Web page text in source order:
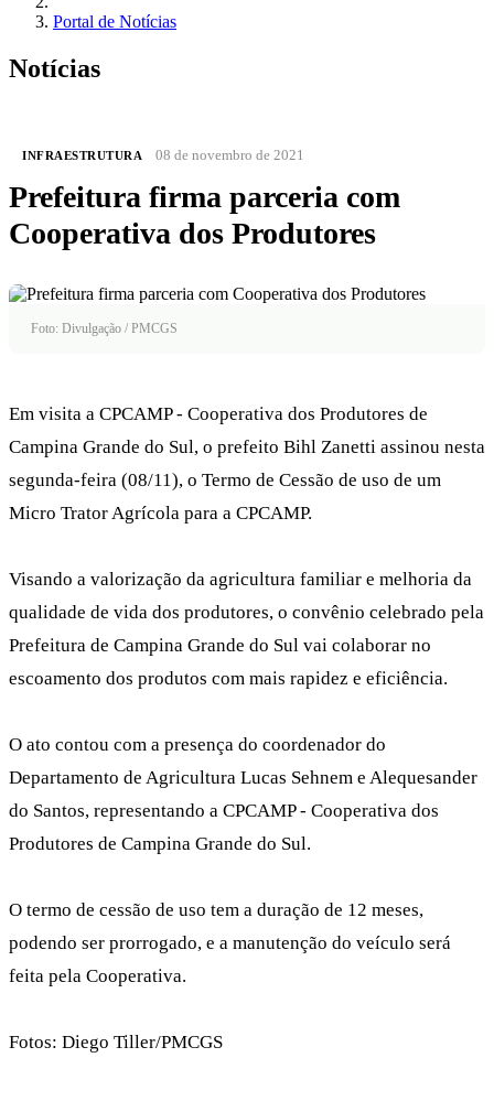
Portal de Notícias
Notícias
INFRAESTRUTURA 08 de novembro de 2021
Prefeitura firma parceria com
Cooperativa dos Produtores
Foto: Divulgação / PMCGS
Em visita a CPCAMP - Cooperativa dos Produtores de
Campina Grande do Sul, o prefeito Bihl Zanetti assinou nesta
segunda-feira (08/11), o Termo de Cessão de uso de um
Micro Trator Agrícola para a CPCAMP.
Visando a valorização da agricultura familiar e melhoria da
qualidade de vida dos produtores, o convênio celebrado pela
Prefeitura de Campina Grande do Sul vai colaborar no
escoamento dos produtos com mais rapidez e eficiência.
O ato contou com a presença do coordenador do
Departamento de Agricultura Lucas Sehnem e Alequesander
do Santos, representando a CPCAMP - Cooperativa dos
Produtores de Campina Grande do Sul.
O termo de cessão de uso tem a duração de 12 meses,
podendo ser prorrogado, e a manutenção do veículo será
feita pela Cooperativa.
Fotos: Diego Tiller/PMCGS